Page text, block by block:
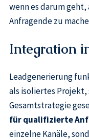
wenn es darum
Anfragende zu
Integration
Leadgenerierung
als isoliertes Projekt,
Gesamtstrategie
für qualifizierte
einzelne Kanäle,